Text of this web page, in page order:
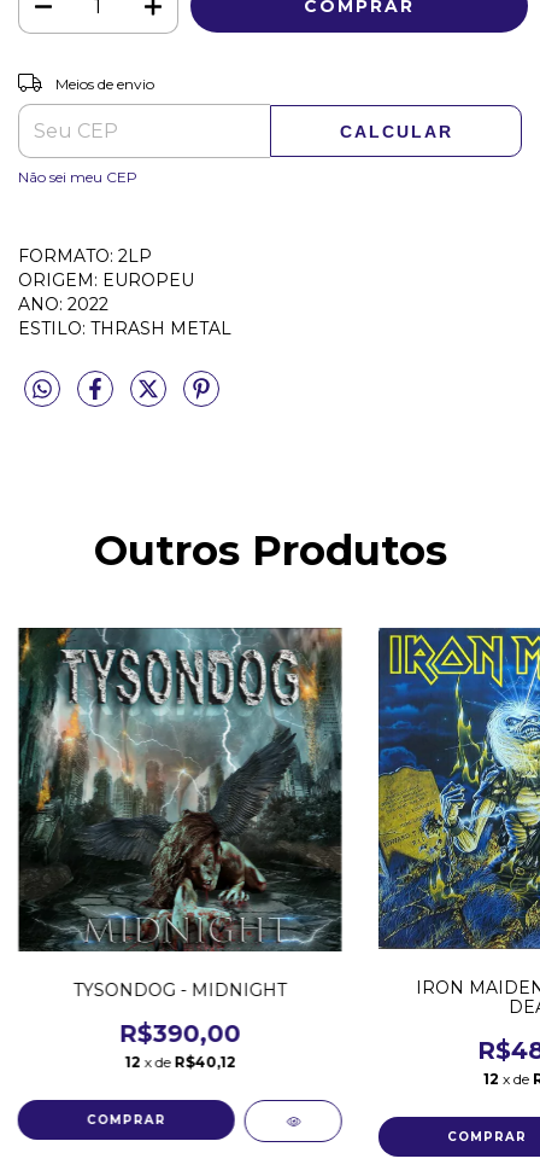
Entregas para o CEP:
Meios de envio
CALCULAR
Não sei meu CEP
FORMATO: 2LP
ORIGEM: EUROPEU
ANO: 2022
ESTILO: THRASH METAL
Outros Produtos
TYSONDOG - MIDNIGHT
R$390,00
12 x de R$40,12
IRON
12 x de